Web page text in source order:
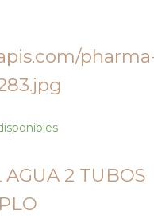
AGUA 2 TUBOS